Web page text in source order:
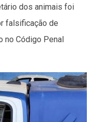
dos animais foi
falsificação de
Código Penal